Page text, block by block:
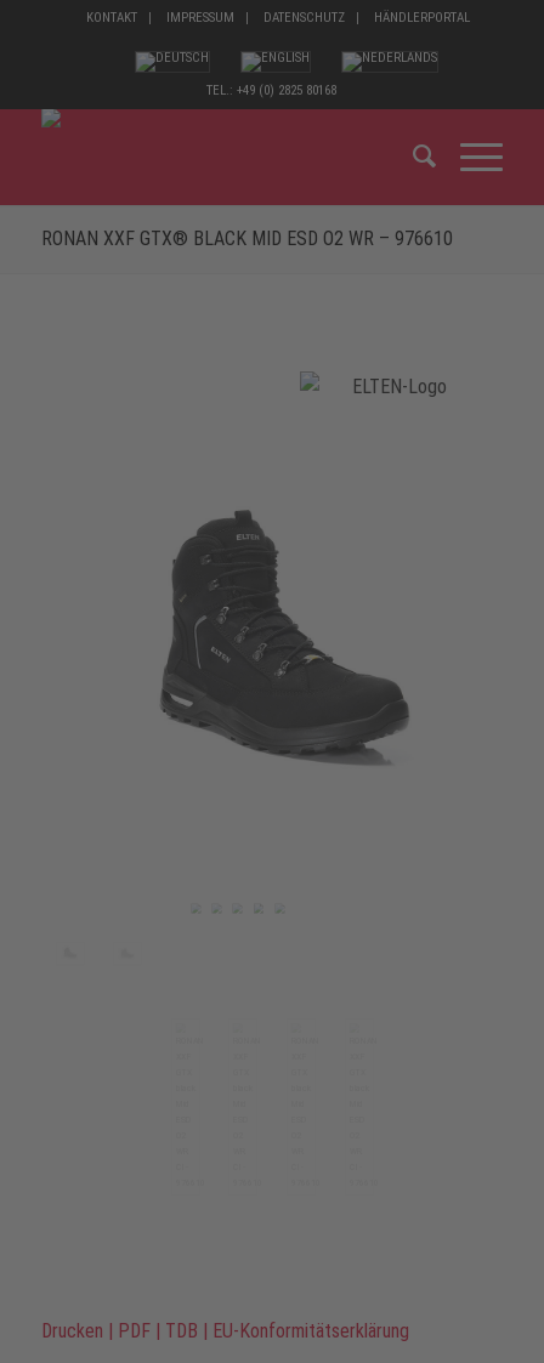
KONTAKT IMPRESSUM DATENSCHUTZ HÄNDLERPORTAL
TEL.: +49 (0) 2825 80168
RONAN XXF GTX® BLACK MID ESD O2 WR – 976610
Drucken | PDF | TDB | EU-Konformitätserklärung